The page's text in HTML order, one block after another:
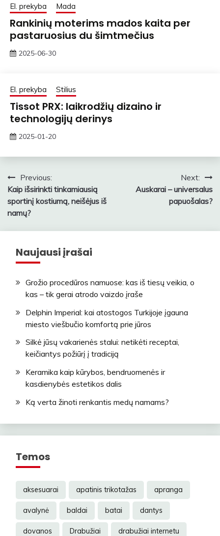
El. prekyba Mada
Rankinių moterims mados kaita per
pastaruosius du šimtmečius
2025-06-30
El. prekyba Stilius
Tissot PRX: laikrodžių dizaino ir
technologijų derinys
2025-01-20
Navigacija
tarp
įrašų
Previous:
Kaip išsirinkti tinkamiausią
sportinį kostiumą, neišėjus iš
namų?
Next:
Auskarai – universalus
papuošalas?
Naujausi įrašai
Grožio procedūros namuose: kas iš tiesų veikia, o
kas – tik gerai atrodo vaizdo įraše
Delphin Imperial: kai atostogos Turkijoje įgauna
miesto viešbučio komfortą prie jūros
Silkė jūsų vakarienės stalui: netikėti receptai,
keičiantys požiūrį į tradiciją
Keramika kaip kūrybos, bendruomenės ir
kasdienybės estetikos dalis
Ką verta žinoti renkantis medų namams?
Temos
aksesuarai apatinis trikotažas apranga
avalynė baldai batai dantys
dovanos Drabužiai drabužiai internetu